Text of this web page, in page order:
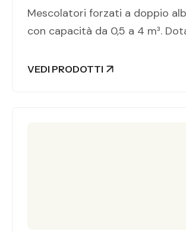
Mescolatori forzati a doppio
con capacità da 0,5 a 4 m³.
VEDI PRODOTTI